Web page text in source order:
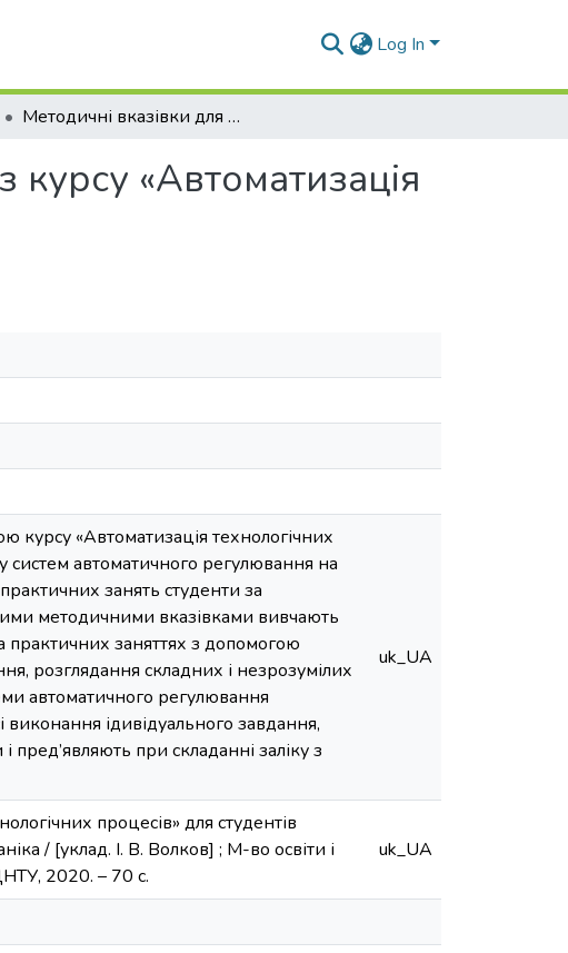
Log In
Методичні вказівки для практичних занять з курсу «Автоматизація технологічних процесів»
курсу «Автоматизація
курсу «Автоматизація технологічних
систем автоматичного регулювання на
занять студенти за
методичними вказівками вивчають
практичних заняттях з допомогою
розглядання складних і незрозумілих
автоматичного регулювання
ідивідуального завдання,
при складанні заліку з
uk_UA
процесів» для студентів
/ [уклад. І. В. Волков] ; М-во освіти і
2020. – 70 с.
uk_UA